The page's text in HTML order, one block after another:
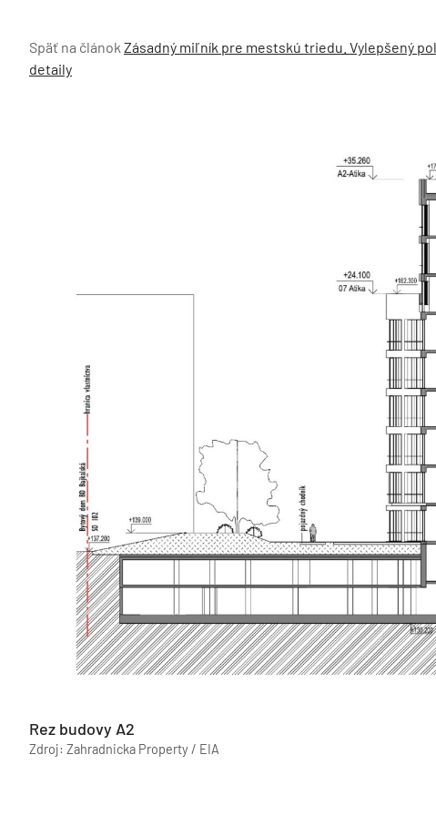
Späť na článok Zásadný miľník pre mestskú triedu. Vylepšený
detaily
Rez budovy A2
Zdroj: Zahradnicka Property / EIA